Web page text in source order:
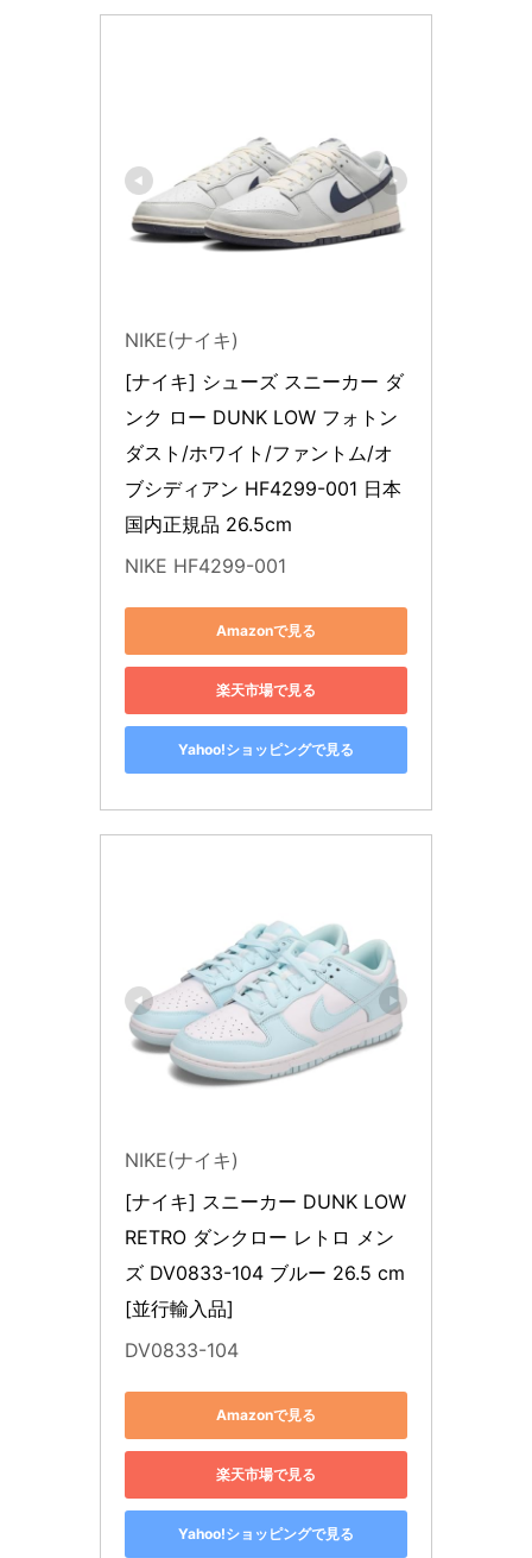
NIKE(ナイキ)
[ナイキ] シューズ スニーカー ダ
ンク ロー DUNK LOW フォトン
ダスト/ホワイト/ファントム/オ
ブシディアン HF4299-001 日本
国内正規品 26.5cm
NIKE HF4299-001
Amazonで見る
楽天市場で見る
Yahoo!ショッピングで見る
NIKE(ナイキ)
[ナイキ] スニーカー DUNK LOW
RETRO ダンクロー レトロ メン
ズ DV0833-104 ブルー 26.5 cm
[並行輸入品]
DV0833-104
Amazonで見る
楽天市場で見る
Yahoo!ショッピングで見る